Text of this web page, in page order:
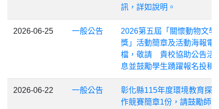
訊，詳如說明。
2026-06-25 一般公告
2026第五屆「關懷動物文學
獎」活動簡章及活動海報電
檔，敬請 貴校協助公告活
息並鼓勵學生踴躍報名投稿
2026-06-22 一般公告
彰化縣115年度環境教育探
作競賽簡章1份，請鼓勵師